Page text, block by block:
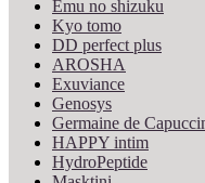
Emu no shizuku
Kyo tomo
DD perfect plus
AROSHA
Exuviance
Genosys
Germaine de
HAPPY intim
HydroPeptide